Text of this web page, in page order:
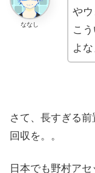
ななし
や
こ
よ
さて、長すぎる
回収を。。
日本でも野村ア